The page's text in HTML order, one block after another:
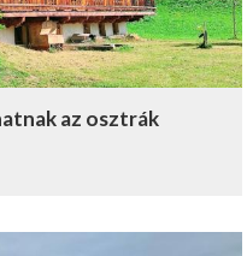
az osztrák